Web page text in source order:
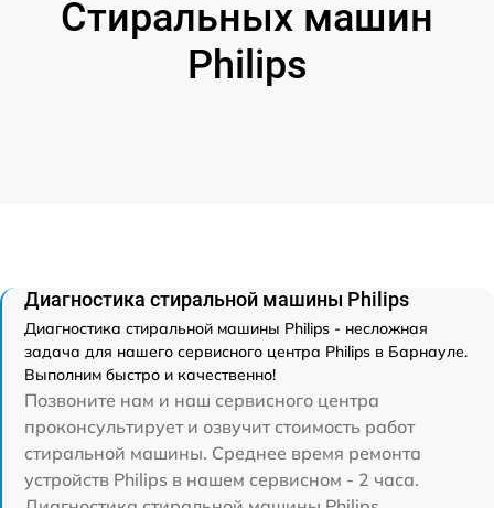
Стиральных машин
Philips
Диагностика стиральной машины Philips
Диагностика стиральной машины Philips - несложная
задача для нашего сервисного центра Philips в Барнауле.
Выполним быстро и качественно!
Позвоните нам и наш сервисного центра
проконсультирует и озвучит стоимость работ
стиральной машины. Среднее время ремонта
устройств Philips в нашем сервисном - 2 часа.